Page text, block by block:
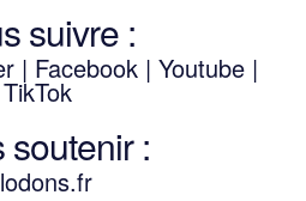
suivre :
| Facebook | Youtube |
TikTok
soutenir :
fr